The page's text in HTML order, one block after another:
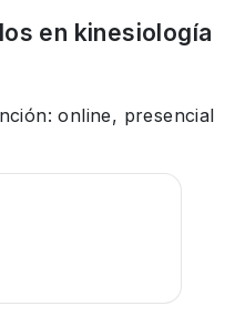
en kinesiología
online, presencial